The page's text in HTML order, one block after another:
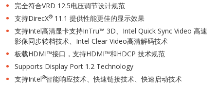
完全符合VRD 12.5电压调节设计规范
支持DirecX® 11.1 提供性能更佳的显示效果
支持Intel高清显卡支持InTru™ 3D、Intel Quick Sync Video 高速
影像同步转档技术、Intel Clear Video高清解码技术
板载HDMI™接口，支持HDMI™和HDCP 技术规范
Supports Display Port 1.2 Technology
支持Intel®智能响应技术、快速链接技术、快速启动技术